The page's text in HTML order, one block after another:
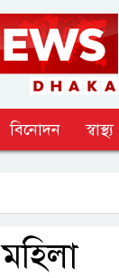
বিনোদন স্বাস্থ্য